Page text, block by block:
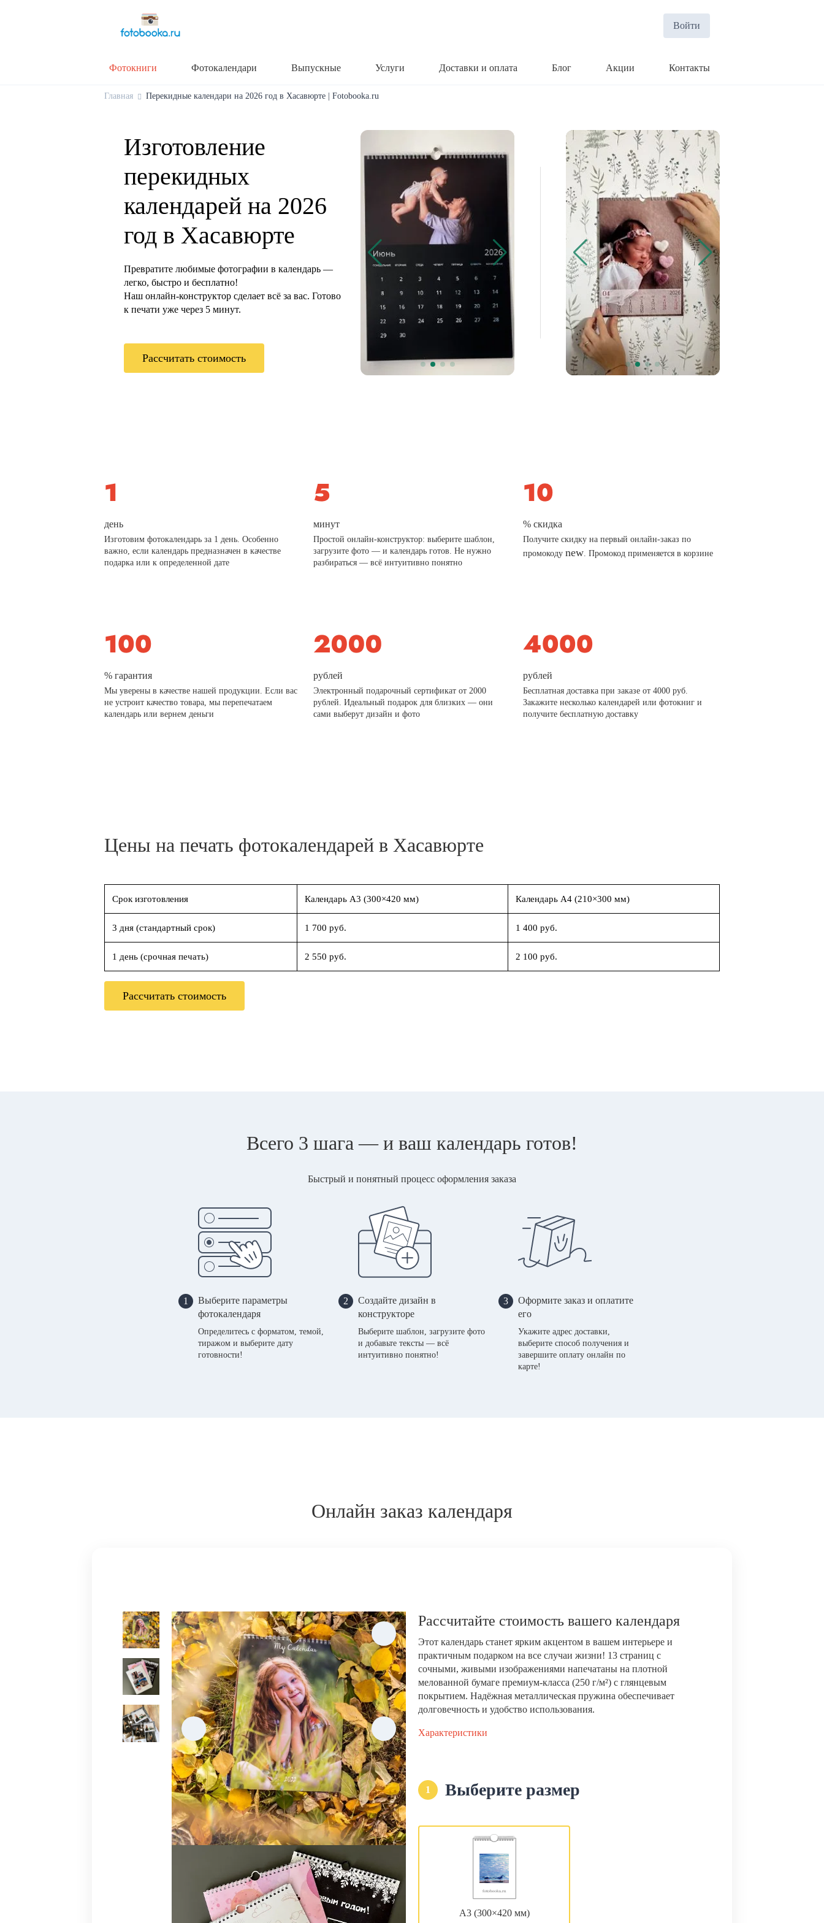
Войти
Фотокниги Фотокалендари Выпускные Услуги Доставки и оплата Блог Акции Контакты
Главная Перекидные календари на 2026 год в Хасавюрте | Fotobooka.ru
Изготовление
перекидных
календарей на 2026
год в Хасавюрте
Превратите любимые фотографии в календарь —
легко, быстро и бесплатно!
Наш онлайн-конструктор сделает всё за вас. Готово
к печати уже через 5 минут.
Рассчитать стоимость
день
Изготовим фотокалендарь за 1 день. Особенно
важно, если календарь предназначен в качестве
подарка или к определенной дате
минут
Простой онлайн-конструктор: выберите шаблон,
загрузите фото — и календарь готов. Не нужно
разбираться — всё интуитивно понятно
% скидка
Получите скидку на первый онлайн-заказ по
промокоду new. Промокод применяется в корзине
% гарантия
Мы уверены в качестве нашей продукции. Если вас
не устроит качество товара, мы перепечатаем
календарь или вернем деньги
рублей
Электронный подарочный сертификат от 2000
рублей. Идеальный подарок для близких — они
сами выберут дизайн и фото
рублей
Бесплатная доставка при заказе от 4000 руб.
Закажите несколько календарей или фотокниг и
получите бесплатную доставку
Цены на печать фотокалендарей в Хасавюрте
Срок изготовления Календарь А3 (300×420 мм) Календарь А4 (210×300 мм)
3 дня (стандартный срок) 1 700 руб. 1 400 руб.
1 день (срочная печать) 2 550 руб. 2 100 руб.
Рассчитать стоимость
Всего 3 шага — и ваш календарь готов!
Быстрый и понятный процесс оформления заказа
1
Выберите параметры
фотокалендаря
Определитесь с форматом, темой,
тиражом и выберите дату
готовности!
2
Создайте дизайн в
конструкторе
Выберите шаблон, загрузите фото
и добавьте тексты — всё
интуитивно понятно!
3
Оформите заказ и оплатите
его
Укажите адрес доставки,
выберите способ получения и
завершите оплату онлайн по
карте!
Онлайн заказ календаря
Рассчитайте стоимость вашего календаря
Этот календарь станет ярким акцентом в вашем интерьере и
практичным подарком на все случаи жизни! 13 страниц с
сочными, живыми изображениями напечатаны на плотной
мелованной бумаге премиум-класса (250 г/м²) с глянцевым
покрытием. Надёжная металлическая пружина обеспечивает
долговечность и удобство использования.
Характеристики
1 Выберите размер
А3 (300×420 мм)